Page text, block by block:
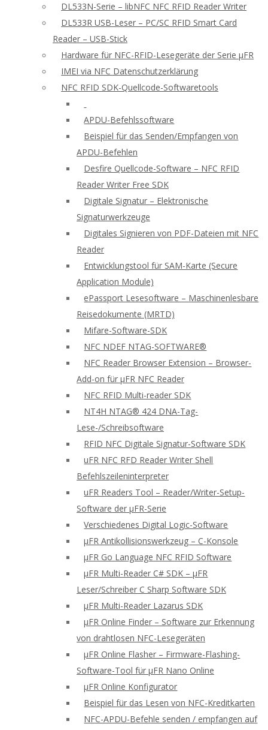
DL533N-Serie – libNFC NFC RFID Reader Writer
DL533R USB-Leser – PC/SC RFID Smart Card
Reader – USB-Stick
Hardware für NFC-RFID-Lesegeräte der Serie μFR
IMEI via NFC Datenschutzerklärung
NFC RFID SDK-Quellcode-Softwaretools
APDU-Befehlssoftware
Beispiel für das Senden/Empfangen von
APDU-Befehlen
Desfire Quellcode-Software – NFC RFID
Reader Writer Free SDK
Digitale Signatur – Elektronische
Signaturwerkzeuge
Digitales Signieren von PDF-Dateien mit NFC
Reader
Entwicklungstool für SAM-Karte (Secure
Application Module)
ePassport Lesesoftware – Maschinenlesbare
Reisedokumente (MRTD)
Mifare-Software-SDK
NFC NDEF NTAG-SOFTWARE®
NFC Reader Browser Extension – Browser-
Add-on für μFR NFC Reader
NFC RFID Multi-reader SDK
NT4H NTAG® 424 DNA-Tag-
Lese-/Schreibsoftware
RFID NFC Digitale Signatur-Software SDK
uFR NFC RFD Reader Writer Shell
Befehlszeileninterpreter
uFR Readers Tool – Reader/Writer-Setup-
Software der μFR-Serie
Verschiedenes Digital Logic-Software
μFR Antikollisionswerkzeug – C-Konsole
μFR Go Language NFC RFID Software
μFR Multi-Reader C# SDK – μFR
Leser/Schreiber C Sharp Software SDK
μFR Multi-Reader Lazarus SDK
μFR Online Finder – Software zur Erkennung
von drahtlosen NFC-Lesegeräten
μFR Online Flasher – Firmware-Flashing-
Software-Tool für μFR Nano Online
μFR Online Konfigurator
Beispiel für das Lesen von NFC-Kreditkarten
NFC-APDU-Befehle senden / empfangen auf